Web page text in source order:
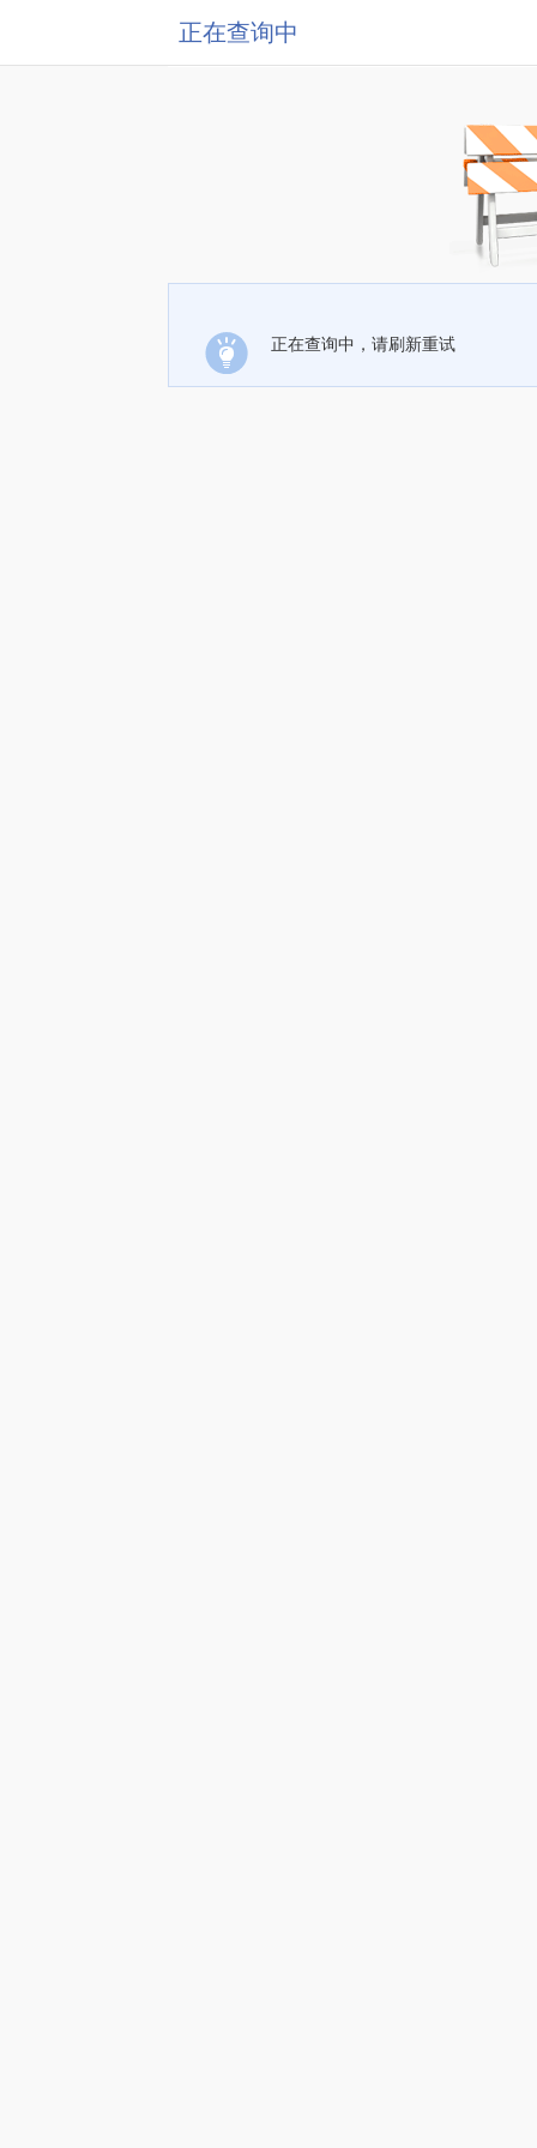
正在查询中
正在查询中，请刷新重试